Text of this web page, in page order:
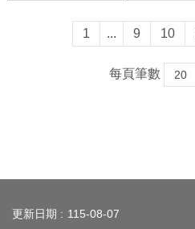
1 ... 9 10
每頁筆數
更新日期 115-08-07